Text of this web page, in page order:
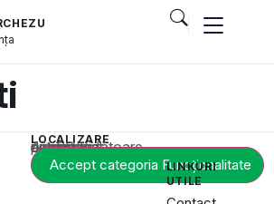
LOCALIZARE
Acest conținut este blocat până când acceptați categoria corespunzătoare de cookie-uri.
Accept categoria Funcționalitate
LINKURI
UTILE